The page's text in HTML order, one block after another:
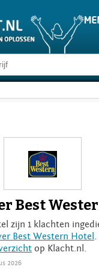
Best
zijn 1 klachten
Best Western Hotel
op Klacht.nl.
2026